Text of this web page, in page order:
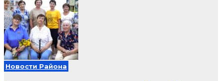
Новости Района